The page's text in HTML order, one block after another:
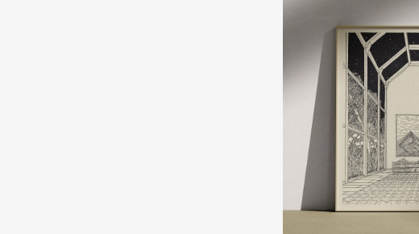
15,00 € —